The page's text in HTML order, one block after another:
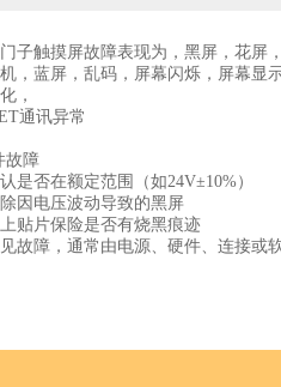
门子触摸屏故障表现为，黑屏，花
，蓝屏，乱码，屏幕闪烁，屏幕显
，
通讯异常
故障
是否在额定范围（如24V±10%）
因电压波动导致的黑屏
贴片保险是否有烧黑痕迹
故障，通常由电源、硬件、连接